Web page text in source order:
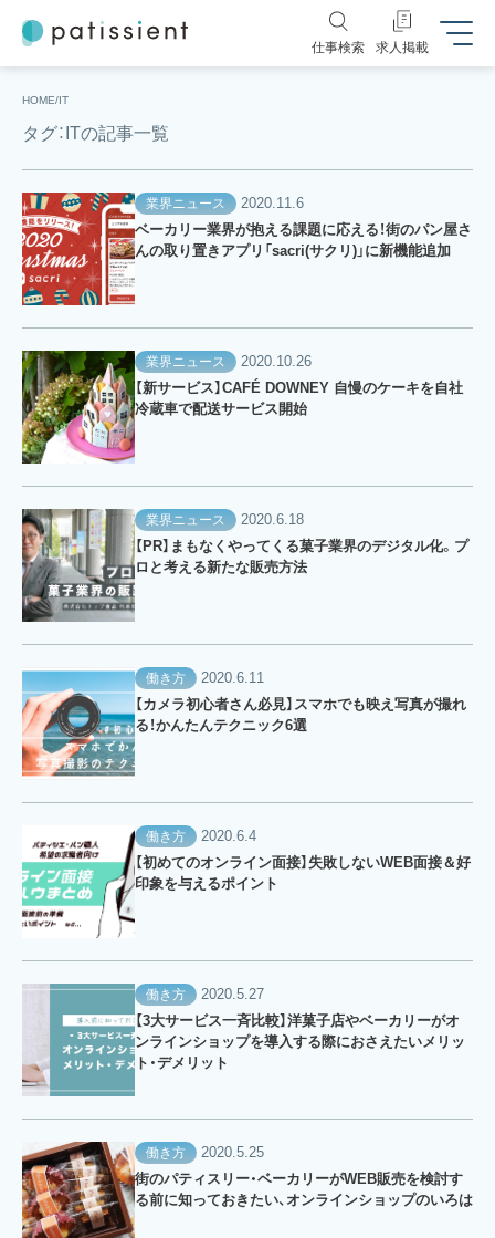
仕事検索 求人掲載
HOME IT
タグ：ITの記事一覧
業界ニュース
2020.11.6
ベーカリー業界が抱える課題に応える！街のパン屋さ
んの取り置きアプリ「sacri(サクリ)」に新機能追加
業界ニュース
2020.10.26
【新サービス】CAFÉ DOWNEY 自慢のケーキを自社
冷蔵車で配送サービス開始
業界ニュース
2020.6.18
【PR】まもなくやってくる菓子業界のデジタル化。プ
ロと考える新たな販売方法
働き方
2020.6.11
【カメラ初心者さん必見】スマホでも映え写真が撮れ
る！かんたんテクニック6選
働き方
2020.6.4
【初めてのオンライン面接】失敗しないWEB面接＆好
印象を与えるポイント
働き方
2020.5.27
【3大サービス一斉比較】洋菓子店やベーカリーがオ
ンラインショップを導入する際におさえたいメリッ
ト・デメリット
働き方
2020.5.25
街のパティスリー・ベーカリーがWEB販売を検討す
る前に知っておきたい、オンラインショップのいろは